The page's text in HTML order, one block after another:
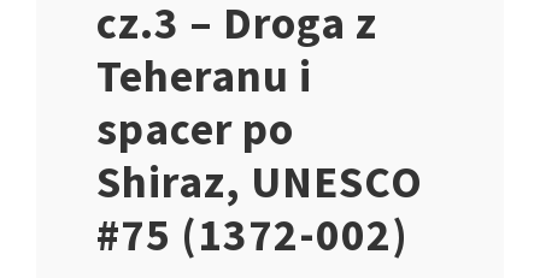
cz.3 – Droga z
Teheranu i
spacer po
Shiraz, UNESCO
#75 (1372-002)